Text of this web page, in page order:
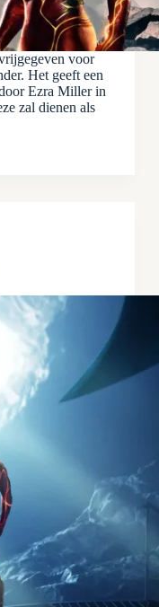
voor
Het geeft een
Ezra Miller in
zal dienen als